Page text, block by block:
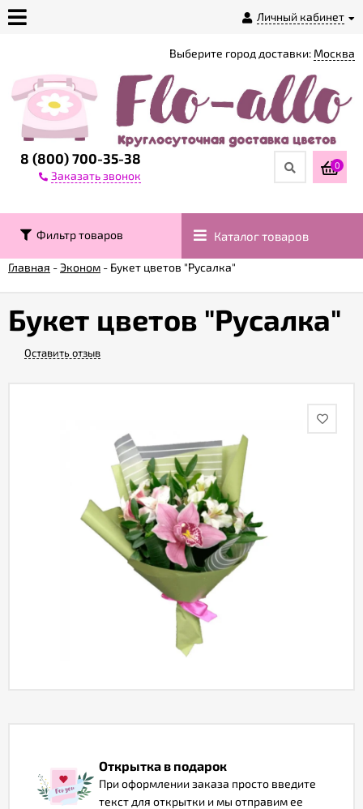
Личный кабинет
магазине
Доставка
Контакты
Гарантии
8 (800) 700-35-38
Заказать звонок
Выберите город доставки: Москва
0
Фильтр товаров Каталог товаров
Главная -Эконом - Букет цветов "Русалка"
Букет цветов "Русалка"
Оставить отзыв
Открытка в подарок
При оформлении заказа просто введите
текст для открытки и мы отправим ее